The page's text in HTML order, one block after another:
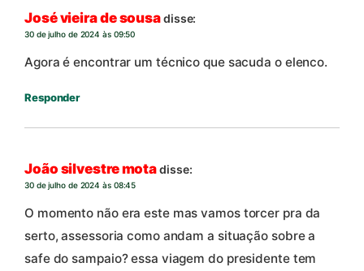
José vieira de sousadisse:
30 de julho de 2024 às 09:50
Agora é encontrar um técnico que sacuda o elenco.
Responder
João silvestre motadisse:
30 de julho de 2024 às 08:45
O momento não era este mas vamos torcer pra da
serto, assessoria como andam a situação sobre a
safe do sampaio? essa viagem do presidente tem